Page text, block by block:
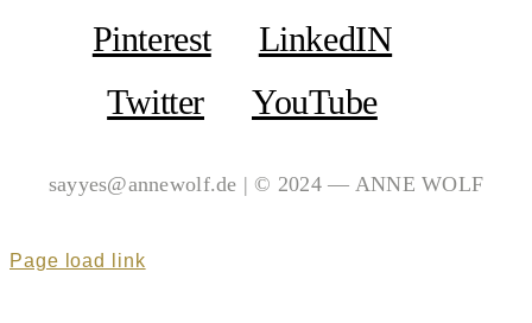
Pinterest
LinkedIN
Twitter
YouTube
sayyes@annewolf.de | © 2024 — ANNE WOLF
Page load link